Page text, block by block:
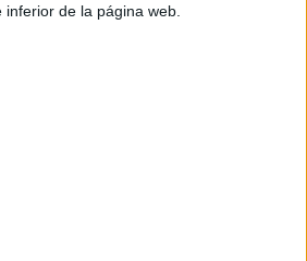
de la página web.
creyendo que sufrimos de un